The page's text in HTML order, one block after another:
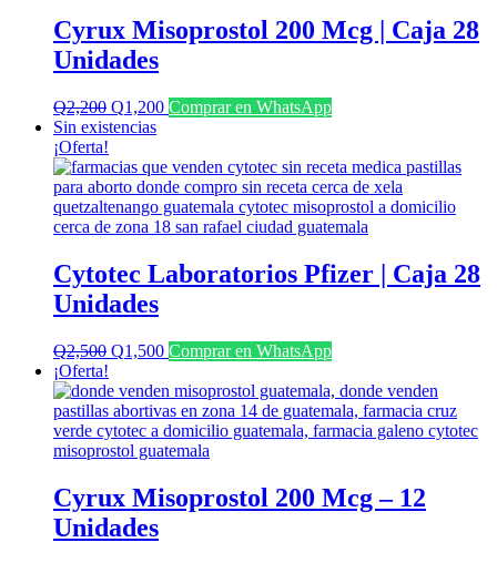
Cyrux Misoprostol 200 Mcg | Caja 28
Unidades
Q2,200 El
precio
era:
Q2,200.
Q1,200El
es:
Q1,200.
Comprar en WhatsApp
Sin existencias
¡Oferta!
Cytotec Laboratorios Pfizer | Caja 28
Unidades
Q2,500 El
original
era:
Q2,500.
Q1,500El
actual
es:
Q1,500.
Comprar en WhatsApp
¡Oferta!
Cyrux Misoprostol 200 Mcg – 12
Unidades